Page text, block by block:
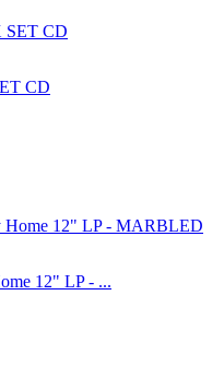
CD
12" LP - ...